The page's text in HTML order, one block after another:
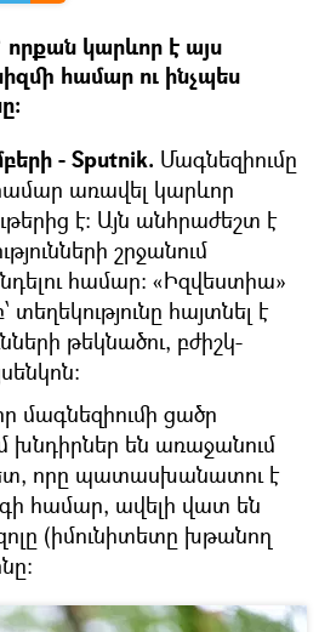
կարևոր է այս
համար ու ինչպես
- Sputnik. Մագնեզիումը
առավել կարևոր
է։ Այն անհրաժեշտ է
շրջանում
համար։ «Իզվեստիա»
հայտնել է
թեկնածու, բժիշկ-
մագնեզիումի ցածր
խնդիրներ են առաջանում
որը պատասխանատու է
համար, ավելի վատ են
(իմունիտետը խթանող